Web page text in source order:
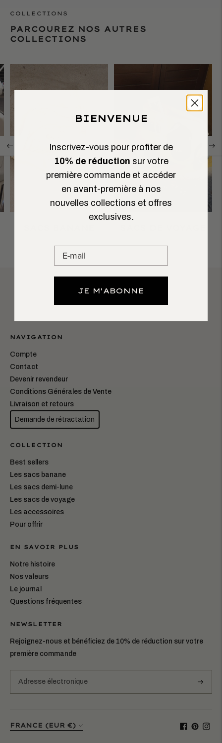
COLLECTIONS
PARCOUREZ NOS AUTRES
COLLECTIONS
NAVIGATION
Compte
Contact
Devenir revendeur
Conditions Générales de Vente
Livraison et retours
Demande de rétractation
COLLECTION
Best sellers
Les sacs banane
Les sacs demi-lune
Les sacs de voyage
Les accessoires
Pour offrir
EN SAVOIR PLUS
Notre histoire
Nos valeurs
Le journal
Questions fréquentes
NEWSLETTER
Rejoignez-nous et bénéficiez de 10% de réduction sur votre
première commande
Monnaie
FRANCE (EUR €)
BIENVENUE
Inscrivez-vous pour profiter de
10% de réduction sur votre
première commande et accéder
en avant-première à nos
nouvelles collections et offres
exclusives.
JE M'ABONNE